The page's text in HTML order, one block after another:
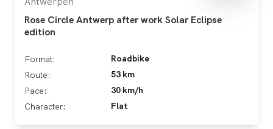
Rose Circle Antwerp after work Solar Eclipse
edition
Format:
Roadbike
Route:
53 km
Pace:
30 km/h
Character:
Flat